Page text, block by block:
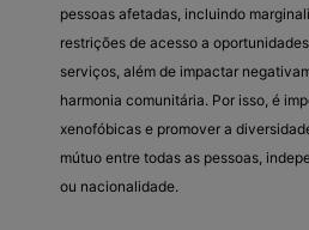
pessoas afetadas, incluindo
restrições de acesso a
serviços, além de impactar
harmonia comunitária. Por isso, é
xenofóbicas e promover a
mútuo entre todas as pessoas,
ou nacionalidade.